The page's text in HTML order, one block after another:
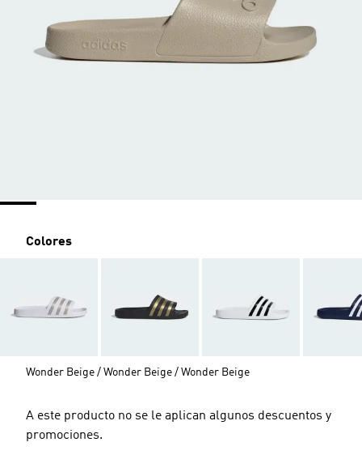
Colores
Wonder Beige / Wonder Beige / Wonder Beige
A este producto no se le aplican algunos descuentos y
promociones.